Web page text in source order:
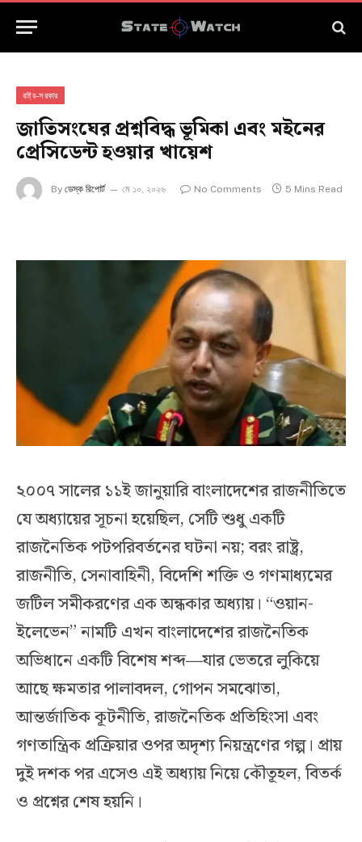
রাষ্ট্র-সরকার
জাতিসংঘের প্রশ্নবিদ্ধ ভূমিকা এবং মইনের
প্রেসিডেন্ট হওয়ার খায়েশ
By ডেস্ক রিপোর্ট মে ১০, ২০২৬ No Comments 5 Mins Read
২০০৭ সালের ১১ই জানুয়ারি বাংলাদেশের রাজনীতিতে
যে অধ্যায়ের সূচনা হয়েছিল, সেটি শুধু একটি
রাজনৈতিক পটপরিবর্তনের ঘটনা নয়; বরং রাষ্ট্র,
রাজনীতি, সেনাবাহিনী, বিদেশি শক্তি ও গণমাধ্যমের
জটিল সমীকরণের এক অন্ধকার অধ্যায়। “ওয়ান-
ইলেভেন” নামটি এখন বাংলাদেশের রাজনৈতিক
অভিধানে একটি বিশেষ শব্দ—যার ভেতরে লুকিয়ে
আছে ক্ষমতার পালাবদল, গোপন সমঝোতা,
আন্তর্জাতিক কূটনীতি, রাজনৈতিক প্রতিহিংসা এবং
গণতান্ত্রিক প্রক্রিয়ার ওপর অদৃশ্য নিয়ন্ত্রণের গল্প। প্রায়
দুই দশক পর এসেও এই অধ্যায় নিয়ে কৌতূহল, বিতর্ক
ও প্রশ্নের শেষ হয়নি।